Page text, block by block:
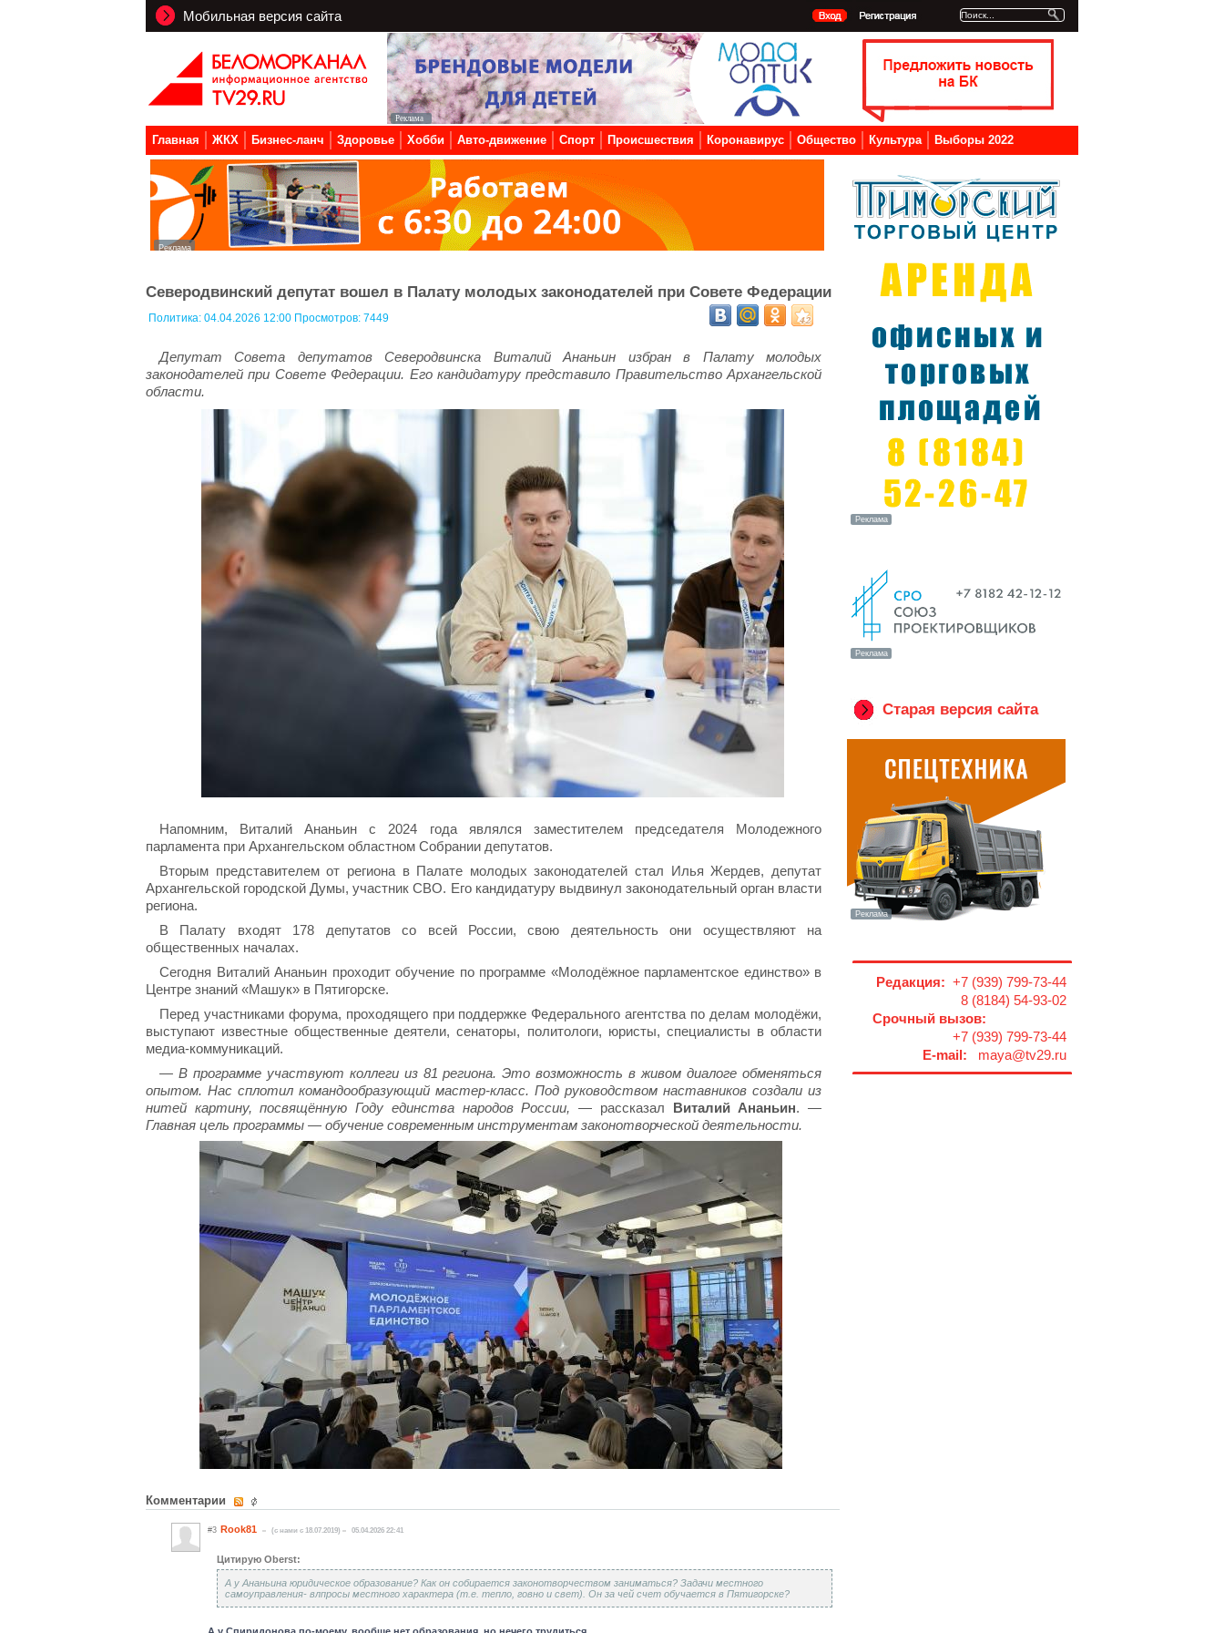
Мобильная версия сайта
Главная ЖКХ Бизнес-ланч Здоровье Хобби Авто-движение Спорт Происшествия Коронавирус Общество Культура Выборы 2022
Северодвинский депутат вошел в Палату молодых законодателей при Совете Федерации
Политика: 04.04.2026 12:00 Просмотров: 7449
Депутат Совета депутатов Северодвинска Виталий Ананьин избран в Палату молодых
законодателей при Совете Федерации. Его кандидатуру представило Правительство Архангельской
области.
Напомним, Виталий Ананьин с 2024 года являлся заместителем председателя Молодежного
парламента при Архангельском областном Собрании депутатов.
Вторым представителем от региона в Палате молодых законодателей стал Илья Жердев, депутат
Архангельской городской Думы, участник СВО. Его кандидатуру выдвинул законодательный орган власти
региона.
В Палату входят 178 депутатов со всей России, свою деятельность они осуществляют на
общественных началах.
Сегодня Виталий Ананьин проходит обучение по программе «Молодёжное парламентское единство» в
Центре знаний «Машук» в Пятигорске.
Перед участниками форума, проходящего при поддержке Федерального агентства по делам молодёжи,
выступают известные общественные деятели, сенаторы, политологи, юристы, специалисты в области
медиа-коммуникаций.
— В программе участвуют коллеги из 81 региона. Это возможность в живом диалоге обменяться
опытом. Нас сплотил командообразующий мастер-класс. Под руководством наставников создали из
нитей картину, посвящённую Году единства народов России, — рассказал Виталий Ананьин.—
Главная цель программы — обучение современным инструментам законотворческой деятельности.
Комментарии
#3 Rook81 (c нами с 18.07.2019) 05.04.2026 22:41
Цитирую Oberst:
А у Ананьина юридическое образование? Как он собирается законотворчеством заниматься? Задачи местного
самоуправления- влпросы местного характера (т.е. тепло, говно и свет). Он за чей счет обучается в Пятигорске?
Старая версия сайта
Редакция: +7 (939) 799-73-44
8 (8184) 54-93-02
Срочный вызов:
+7 (939) 799-73-44
E-mail: maya@tv29.ru